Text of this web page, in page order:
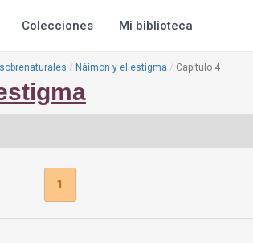
Colecciones Mi biblioteca
Náimon y el estigma Capítulo 4
1